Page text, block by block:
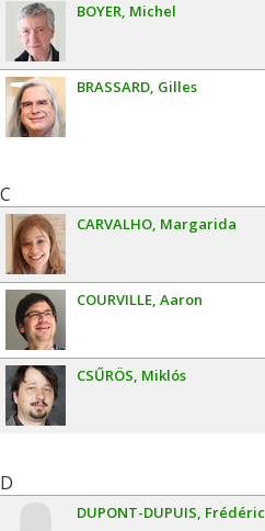
BOYER Michel
BRASSARD Gilles
C
CARVALHO Margarida
COURVILLE Aaron
CSŰRÖS Miklós
D
DUPONT-DUPUIS Frédéric